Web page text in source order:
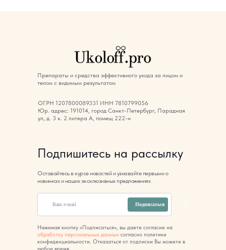
Препараты и средства эффективного ухода за лицом и
телом с видимым результатом
ОГРН 1207800089331 ИНН 7810799056
Юр. адрес: 191014, город Санкт-Петербург, Парадная
ул, д. 3 к. 2 литера А, помещ 222-н
Подпишитесь на рассылку
Оставайтесь в курсе новостей и узнавайте первыми о
новинках и наших эксклюзивных предложениях
Нажимая кнопку «Подписаться», вы даете согласие на
обработку персональных данных согласно политики
конфиденциальности. Отказаться от подписки Вы можете в
любое время.
Подписаться